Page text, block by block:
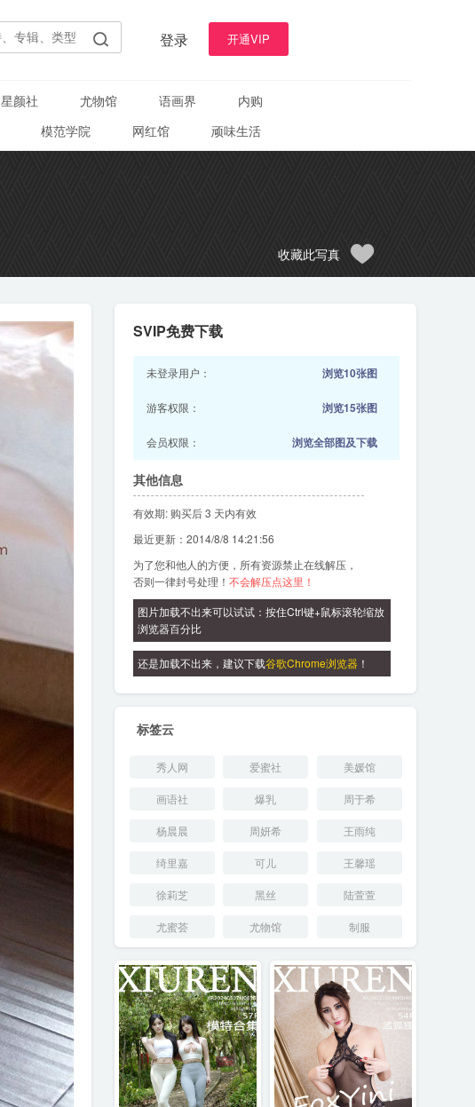
登录 开通VIP
星颜社 尤物馆 语画界
内购
模范学院 网红馆 顽味生活
收藏此写真
SVIP免费下载
未登录用户： 浏览10张图
游客权限： 浏览15张图
会员权限： 浏览全部图及下载
其他信息
有效期: 购买后 3 天内有效
最近更新：2014/8/8 14:21:56
为了您和他人的方便，所有资源禁止在线解压，
否则一律封号处理！ 不会解压点这里！
图片加载不出来可以试试：按住Ctrl键+鼠标滚轮缩放
浏览器百分比
还是加载不出来，建议下载谷歌Chrome浏览器 ！
标签云
秀人网 爱蜜社 美媛馆
画语社 爆乳 周于希
杨晨晨 周妍希 王雨纯
绮里嘉 可儿 王馨瑶
徐莉芝 黑丝 陆萱萱
尤蜜荟 尤物馆 制服